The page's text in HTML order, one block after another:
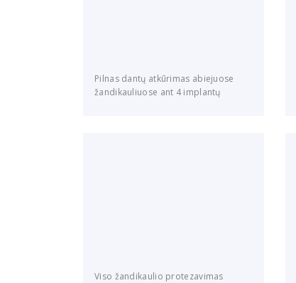
Pilnas dantų atkūrimas abiejuose
žandikauliuose ant 4 implantų
Viso žandikaulio protezavimas